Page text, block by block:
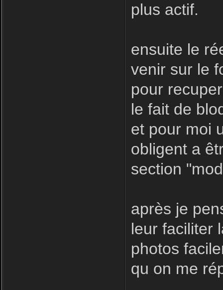
plus actif.
ensuite le
venir sur le
pour
le fait de
et pour moi
obligent a
section
après je
leur faciliter
photos
qu on me